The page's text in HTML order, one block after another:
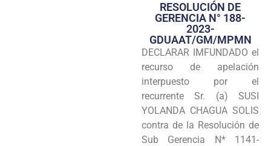
Transparencia
Seguridad
Programas
Intranet
RESOLUCIÓN DE
GERENCIA N° 188-
2023-
GDUAAT/GM/MPMN
DECLARAR IMFUNDADO el
recurso de apelación
interpuesto por el
recurrente Sr. (a) SUSI
YOLANDA CHAGUA SOLIS
contra de la Resolución de
Sub Gerencia N* 1141-